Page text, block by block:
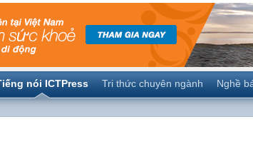
nói ICTPress Tri thức chuyên ngành Nghề